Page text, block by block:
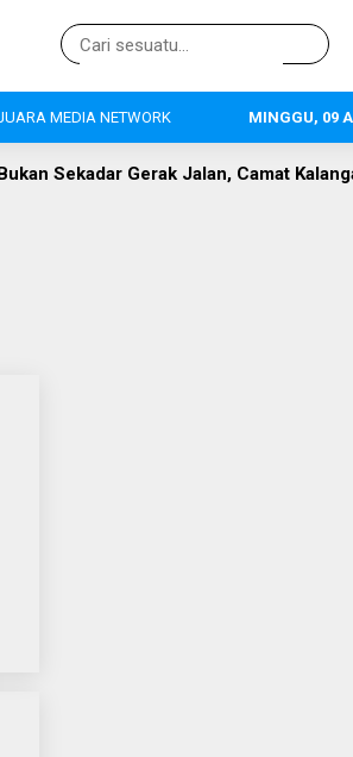
MEDIA NETWORK MINGGU, 09
Jalan, Camat Kalanganyar Bangun